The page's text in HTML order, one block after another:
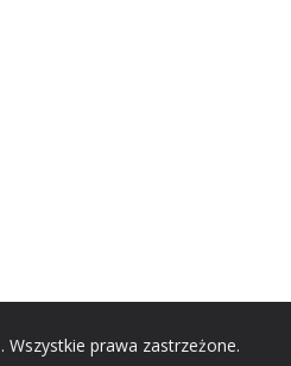
. Wszystkie prawa zastrzeżone.